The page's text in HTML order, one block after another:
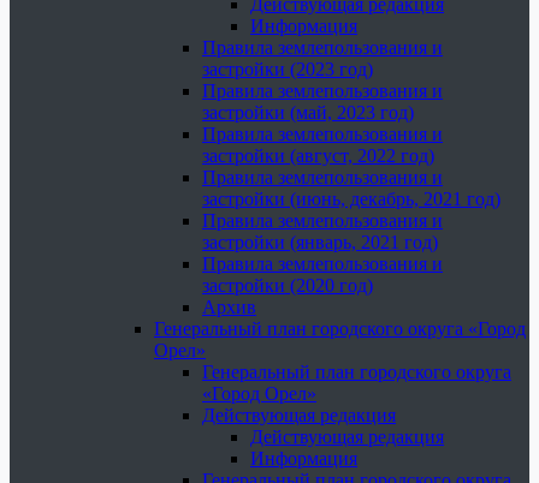
Действующая редакция
Информация
Правила землепользования и
застройки (2023 год)
Правила землепользования и
застройки (май, 2023 год)
Правила землепользования и
застройки (август, 2022 год)
Правила землепользования и
застройки (июнь, декабрь, 2021 год)
Правила землепользования и
застройки (январь, 2021 год)
Правила землепользования и
застройки (2020 год)
Архив
Генеральный план городского округа «Город
Орел»
Генеральный план городского округа
«Город Орел»
Действующая редакция
Действующая редакция
Информация